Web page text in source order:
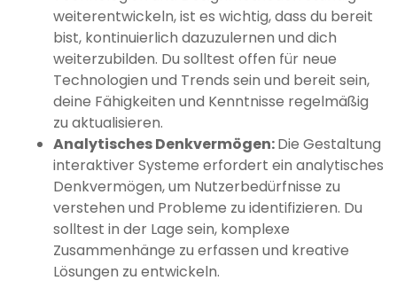
weiterentwickeln, ist es wichtig, dass du bereit
bist, kontinuierlich dazuzulernen und dich
weiterzubilden. Du solltest offen für neue
Technologien und Trends sein und bereit sein,
deine Fähigkeiten und Kenntnisse regelmäßig
zu aktualisieren.
Analytisches Denkvermögen:Die Gestaltung
interaktiver Systeme erfordert ein analytisches
Denkvermögen, um Nutzerbedürfnisse zu
verstehen und Probleme zu identifizieren. Du
solltest in der Lage sein, komplexe
Zusammenhänge zu erfassen und kreative
Lösungen zu entwickeln.